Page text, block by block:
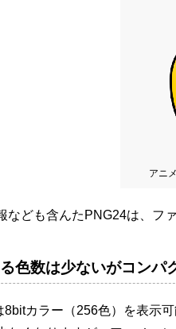
アニ
なども含んたPNG24は、フ
色数は少ないがコンパ
8bitカラー（256色）を表示